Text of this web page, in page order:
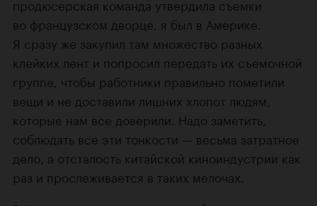
продюсерская команда утвердила съемки
во французском дворце, я был в Америке.
Я сразу же закупил там множество разных
клейких лент и попросил передать их съемочной
группе, чтобы работники правильно пометили
вещи и не доставили лишних хлопот людям,
которые нам все доверили. Надо заметить,
соблюдать все эти тонкости — весьма затратное
дело, а отсталость китайской киноиндустрии как
раз и прослеживается в таких мелочах.